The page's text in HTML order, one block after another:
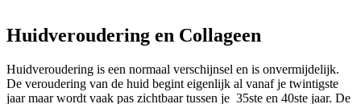
Huidveroudering en Collageen
Huidveroudering is een normaal verschijnsel en is onvermijdelijk.
De veroudering van de huid begint eigenlijk al vanaf je twintigste
jaar maar wordt vaak pas zichtbaar tussen je 35ste en 40ste jaar. De